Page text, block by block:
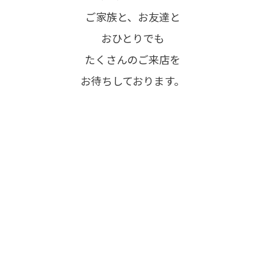
ご家族と、お友達と
おひとりでも
たくさんのご来店を
お待ちしております。